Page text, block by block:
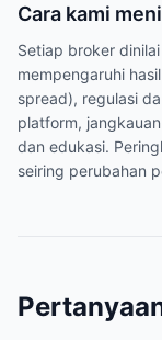
Cara kami
Setiap broker
mempengaruhi
spread), regulasi
platform,
dan edukasi.
seiring perubahan